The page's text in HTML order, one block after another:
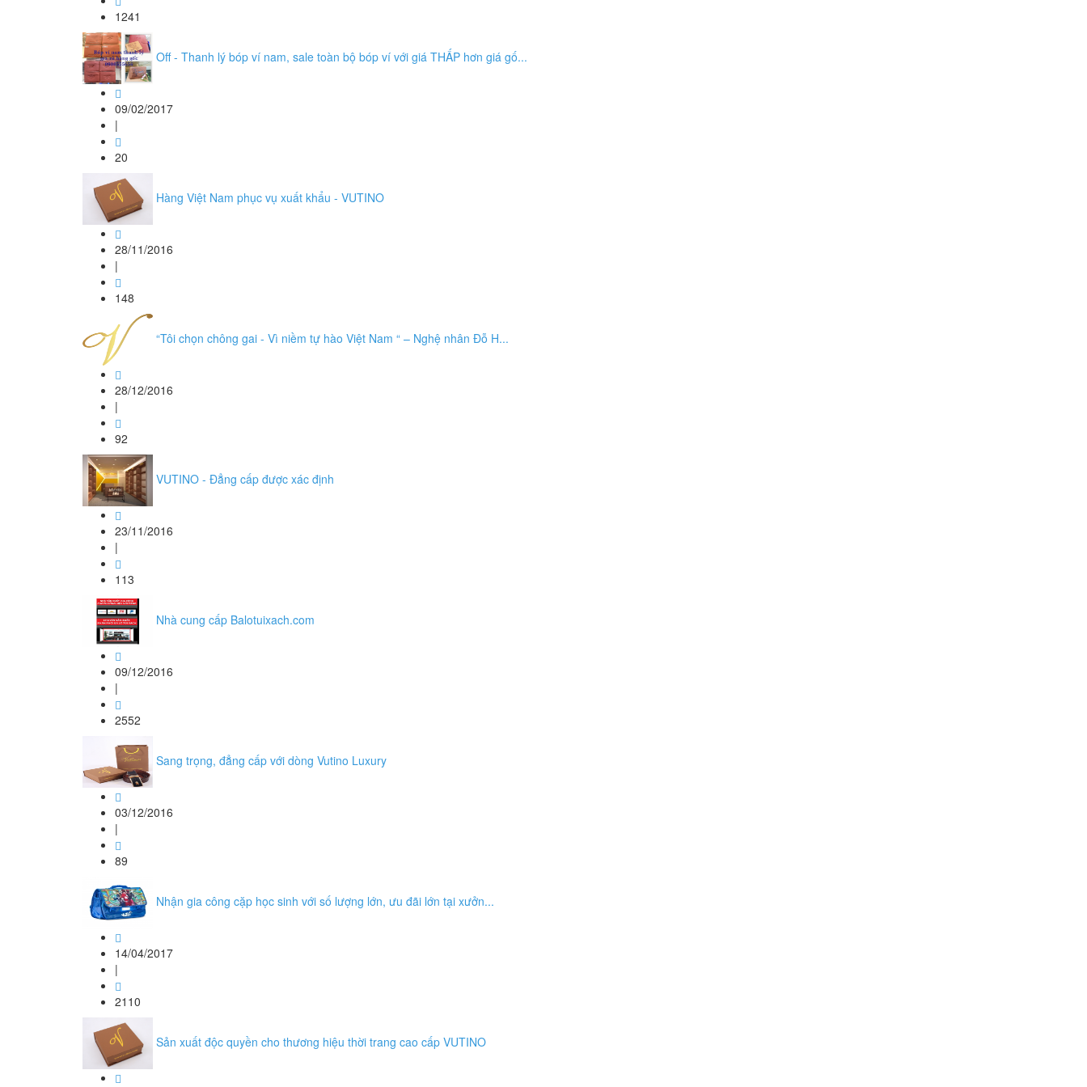
1241
Off - Thanh lý bóp ví nam, sale toàn bộ bóp ví với giá THẤP hơn giá gố...
09/02/2017
|
20
Hàng Việt Nam phục vụ xuất khẩu - VUTINO
28/11/2016
|
148
“Tôi chọn chông gai - Vì niềm tự hào Việt Nam “ – Nghệ nhân Đỗ H...
28/12/2016
|
92
VUTINO - Đẳng cấp được xác định
23/11/2016
|
113
Nhà cung cấp Balotuixach.com
09/12/2016
|
2552
Sang trọng, đẳng cấp với dòng Vutino Luxury
03/12/2016
|
89
Nhận gia công cặp học sinh với số lượng lớn, ưu đãi lớn tại xưởn...
14/04/2017
|
2110
Sản xuất độc quyền cho thương hiệu thời trang cao cấp VUTINO